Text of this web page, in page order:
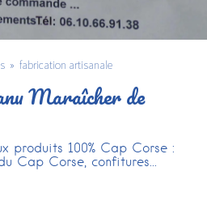
fabrication artisanale
Maraîcher de
produits 100% Cap Corse :
Cap Corse, confitures...